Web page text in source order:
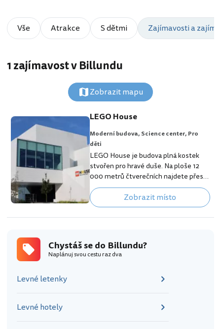
Vše Atrakce S dětmi Zajímavosti a
1 zajímavost v Billundu
Zobrazit mapu
LEGO House
Moderní budova,Science center, Pro
děti
LEGO House je budova plná kostek
stvořen pro hravé duše. Na ploše 12
000 metrů čtverečních najdete přes
25 milionů jednotlivých dílků Lega ať
už v podobě jednotlivých exemplářů,
historických produktů z dílny Lego
nebo volných kostek určených pro
Billundu" https://www.booking.com/ci
ty/dk/billund-7190.en.html?
legohouse] Samotná stavba
Zobrazit místo
Chystáš se do Billundu?
Naplánuj svou cestu raz dva
Levné letenky
Levné hotely